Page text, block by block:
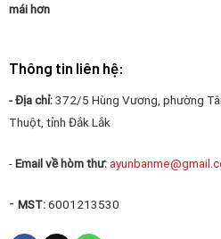
mái hơn
Thông tin liên hệ:
- Địa chỉ:372/5 Hùng Vương, phường
Thuột, tỉnh Đắk Lắk
-Email về hòm thư:
- MST:6001213530